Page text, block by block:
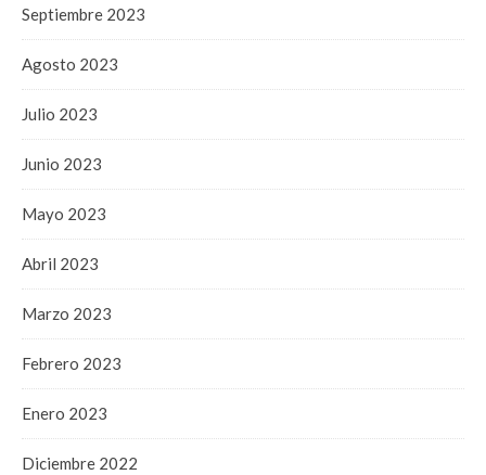
Septiembre 2023
Agosto 2023
Julio 2023
Junio 2023
Mayo 2023
Abril 2023
Marzo 2023
Febrero 2023
Enero 2023
Diciembre 2022